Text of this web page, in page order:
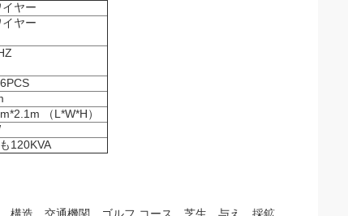
ヤー
ヤー
（L*W*H）
120KVA